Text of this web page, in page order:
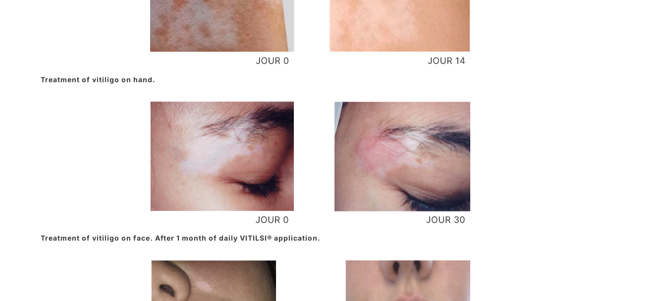
Treatment of vitiligo on hand.
Treatment of vitiligo on face. After 1 month of daily VITILSI® application.